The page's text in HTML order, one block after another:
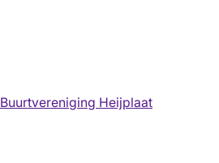
Buurtvereniging Heijplaat